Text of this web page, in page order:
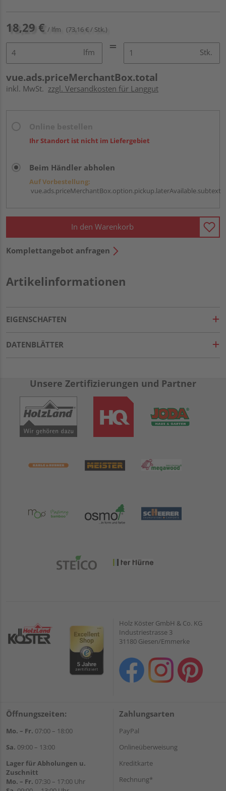
18,29 € / lfm (73,16 € / Stk.)
lfm Stk.
vue.ads.priceMerchantBox.total
inkl. MwSt. zzgl. Versandkosten für Langgut
Ihr Standort ist nicht im Liefergebiet
Beim Händler abholen
Auf Vorbestellung:
vue.ads.priceMerchantBox.option.pickup.laterAvailable.subtext
In den Warenkorb
Komplettangebot anfragen
Artikelinformationen
EIGENSCHAFTEN
DATENBLÄTTER
Unsere Zertifizierungen und Partner
Holz Köster GmbH & Co. KG
Industriestrasse 3
31180 Giesen/Emmerke
Öffnungszeiten:
Mo. – Fr. 07:00 – 18:00
Sa. 09:00 – 13:00
Lager für Abholungen u.
Zuschnitt
Mo. – Fr. 07:30 – 17:00 Uhr
Zahlungsarten
PayPal
Onlineüberweisung
Kreditkarte
Rechnung*